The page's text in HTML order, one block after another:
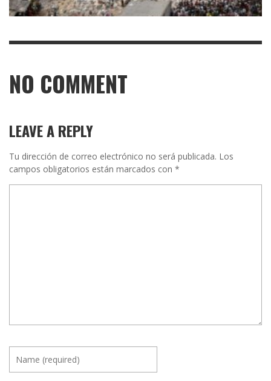
NO COMMENT
LEAVE A REPLY
Tu dirección de correo electrónico no será publicada. Los
campos obligatorios están marcados con *